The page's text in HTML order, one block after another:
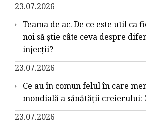
23.07.2026
Teama de ac. De ce este util ca
noi să știe câte ceva despre
injecții?
23.07.2026
Ce au în comun felul în care
mondială a sănătății creierului:
23.07.2026